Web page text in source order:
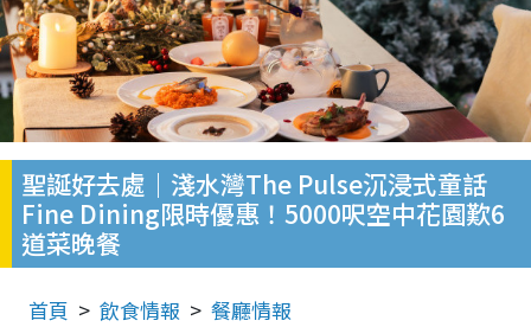
聖誕好去處｜淺水灣The Pulse沉浸式童話
Fine Dining限時優惠！5000呎空中花園歎6
道菜晚餐
首頁 飲食情報 餐廳情報